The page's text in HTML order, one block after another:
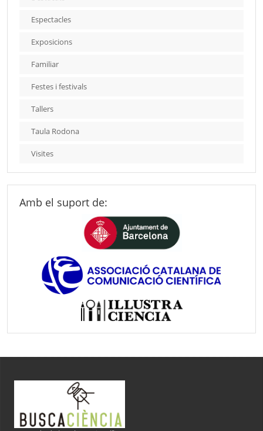
Espectacles
Exposicions
Familiar
Festes i festivals
Tallers
Taula Rodona
Visites
Amb el suport de: